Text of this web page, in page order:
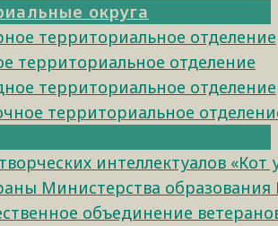
округа
территориальное отделение
территориальное отделение
территориальное отделение
территориальное
интеллектуалов «Кот
Министерства образования
объединение